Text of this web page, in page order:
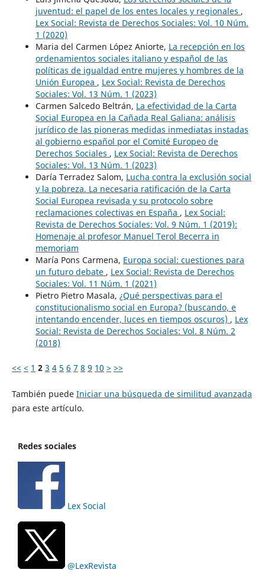
juventud: el papel de los entes locales y regionales ,
Lex Social: Revista de Derechos Sociales: Vol. 10 Núm.
1 (2020)
Maria del Carmen López Aniorte, La recepción en los
ordenamientos sociales italiano y español de las
políticas de igualdad entre mujeres y hombres de la
Unión Europea , Lex Social: Revista de Derechos
Sociales: Vol. 13 Núm. 1 (2023)
Carmen Salcedo Beltrán, La efectividad de la Carta
Social Europea en la Cañada Real Galiana: análisis
jurídico de las pioneras medidas inmediatas instadas
al gobierno español por el Comité Europeo de
Derechos Sociales , Lex Social: Revista de Derechos
Sociales: Vol. 13 Núm. 1 (2023)
Daría Terradez Salom, Lucha contra la exclusión social
y la pobreza. La necesaria ratificación de la Carta
Social Europea revisada y su protocolo sobre
reclamaciones colectivas en España , Lex Social:
Revista de Derechos Sociales: Vol. 9 Núm. 1 (2019):
Homenaje al profesor Manuel Terol Becerra in
memoriam
María Pons Carmena, Europa social: cuestiones para
un futuro debate , Lex Social: Revista de Derechos
Sociales: Vol. 11 Núm. 1 (2021)
Pietro Pietro Masala, ¿Qué perspectivas para el
constitucionalismo social en Europa? (buscando, e
intentando encender, luces en tiempos oscuros) , Lex
Social: Revista de Derechos Sociales: Vol. 8 Núm. 2
(2018)
<< < 1 2 3 4 5 6 7 8 9 10 > >>
También puede Iniciar una búsqueda de similitud avanzada
para este artículo.
Redes sociales
Lex Social
@LexRevista